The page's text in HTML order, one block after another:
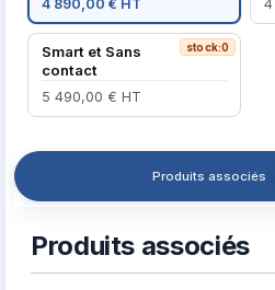
4 890,00 € HT
stock:0
Smart et Sans
contact
5 490,00 € HT
Produits associés
Produits associés